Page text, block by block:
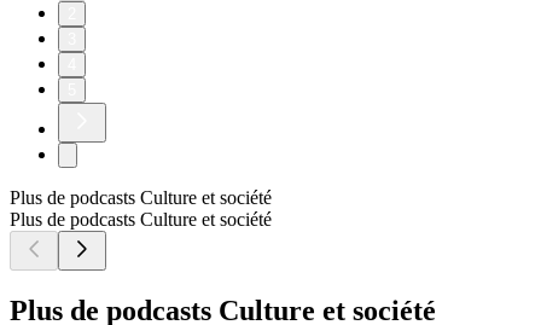
Plus de podcasts Culture et société
Plus de podcasts Culture et société
Plus de podcasts Culture et société